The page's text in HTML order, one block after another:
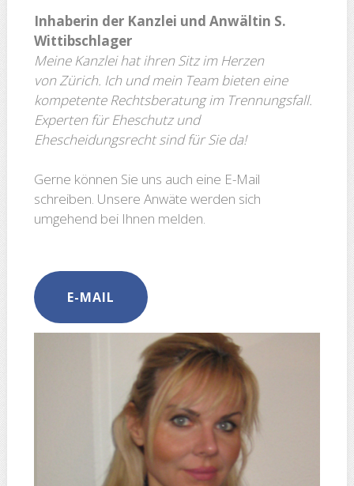
Inhaberin der Kanzlei und Anwältin S.
Wittibschlager
Meine Kanzlei hat ihren Sitz im Herzen
von Zürich. Ich und mein Team bieten eine
kompetente Rechtsberatung im Trennungsfall.
Experten für Eheschutz und
Ehescheidungsrecht sind für Sie da!
Gerne können Sie uns auch eine E-Mail
schreiben. Unsere Anwäte werden sich
umgehend bei Ihnen melden.
E-MAIL